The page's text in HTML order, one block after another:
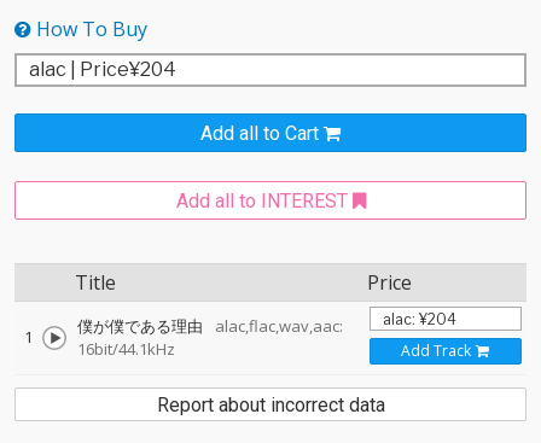
How To Buy
Add all to Cart
Add all to INTEREST
Title Price
1 僕が僕である理由
alac,flac,wav,aac:
16bit/44.1kHz
Add Track
Report about incorrect data